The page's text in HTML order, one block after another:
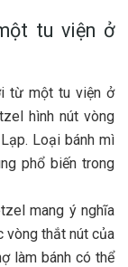
tu viện ở
từ một tu viện ở
hình nút vòng
Loại bánh mì
phổ biến trong
mang ý nghĩa
vòng thắt nút của
làm bánh có thể